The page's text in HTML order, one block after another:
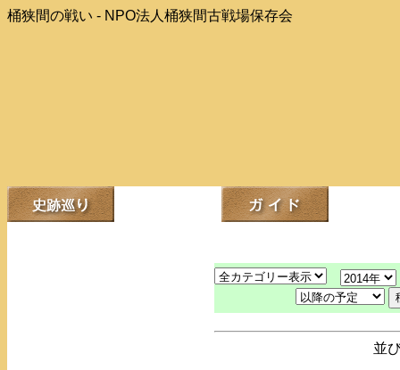
桶狭間の戦い - NPO法人桶狭間古戦場保存会
並